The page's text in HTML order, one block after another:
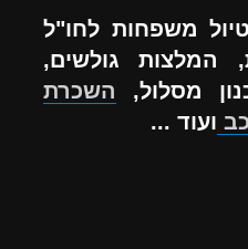
משפחות לחו"ל
המלצות גולשים,
מסלול, השכרת
ועוד ...